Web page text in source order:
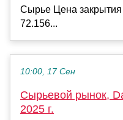
Сырье Цена
72.156...
10:00, 17 Сен
Сырьевой рынок,
2025 г.